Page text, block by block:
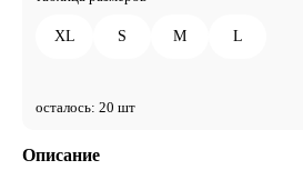
XL S M L
осталось: 20 шт
Описание